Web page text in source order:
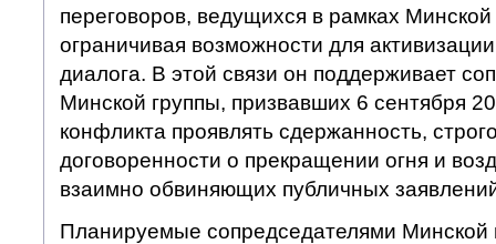
переговоров, ведущихся в рамках
ограничивая возможности для активизации
диалога. В этой связи он поддерживает
Минской группы, призвавших 6 сентября
конфликта проявлять сдержанность,
договоренности о прекращении огня и
взаимно обвиняющих публичных
Планируемые сопредседателями Минской